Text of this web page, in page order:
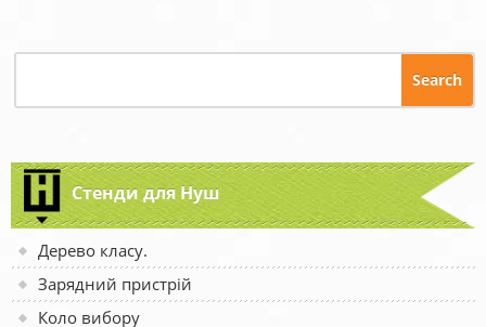
Стенди для Нуш
Дерево класу.
Зарядний пристрій
Коло вибору